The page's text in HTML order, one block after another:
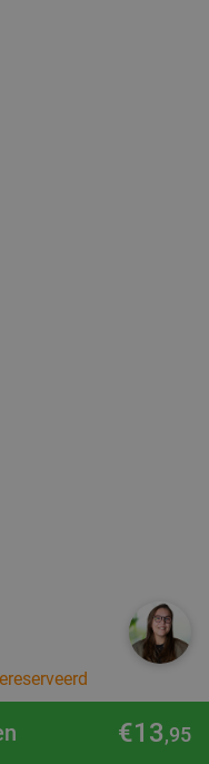
€13,95